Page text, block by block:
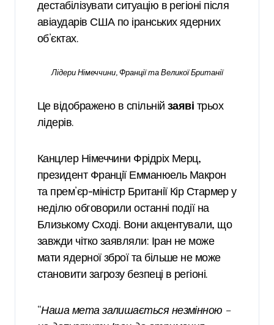
дестабілізувати ситуацію в регіоні після
авіаударів США по іранських ядерних
об’єктах.
Лідери Німеччини, Франції та Великої Британії
Це відображено в спільній заяві трьох
лідерів.
Канцлер Німеччини Фрідріх Мерц,
президент Франції Емманюель Макрон
та прем’єр-міністр Британії Кір Стармер у
неділю обговорили останні події на
Близькому Сході. Вони акцентували, що
завжди чітко заявляли: Іран не може
мати ядерної зброї та більше не може
становити загрозу безпеці в регіоні.
“Наша мета залишається незмінною –